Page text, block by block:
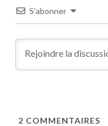
S’abonner
2 COMMENTAIRES